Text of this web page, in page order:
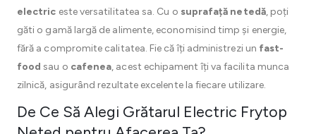
electric este versatilitatea sa. Cu o suprafață netedă, poți
găti o gamă largă de alimente, economisind timp și energie,
fără a compromite calitatea. Fie că îți administrezi un fast-
food sau o cafenea, acest echipament îți va facilita munca
zilnică, asigurând rezultate excelente la fiecare utilizare.
De Ce Să Alegi Grătarul Electric Frytop